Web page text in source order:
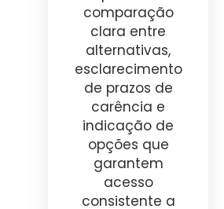
comparação
clara entre
alternativas,
esclarecimento
de prazos de
carência e
indicação de
opções que
garantem
acesso
consistente a